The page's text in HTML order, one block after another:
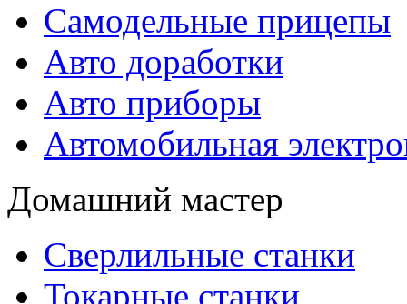
Самодельные прицепы
Авто доработки
Авто приборы
Автомобильная
Домашний мастер
Сверлильные станки
Токарные станки